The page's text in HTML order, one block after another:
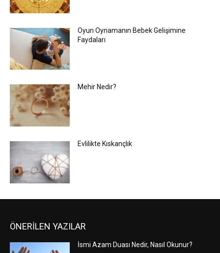
Oyun Oynamanın Bebek Gelişimine
Faydaları
Mehir Nedir?
Evlilikte Kıskançlık
ÖNERİLEN YAZILAR
İsmi Azam Duası Nedir, Nasıl Okunur?